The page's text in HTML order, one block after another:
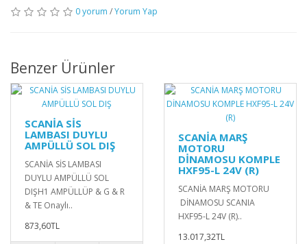
0 yorum /Yorum Yap
Benzer Ürünler
SCANİA SİS
LAMBASI DUYLU
AMPÜLLÜ SOL DIŞ
SCANİA SİS LAMBASI
DUYLU AMPÜLLÜ SOL
DIŞH1 AMPÜLLÜP & G & R
& TE Onaylı..
873,60TL
SCANİA MARŞ
MOTORU
DİNAMOSU KOMPLE
HXF95-L 24V (R)
SCANİA MARŞ MOTORU
DİNAMOSU SCANIA
HXF95-L 24V (R)..
13.017,32TL